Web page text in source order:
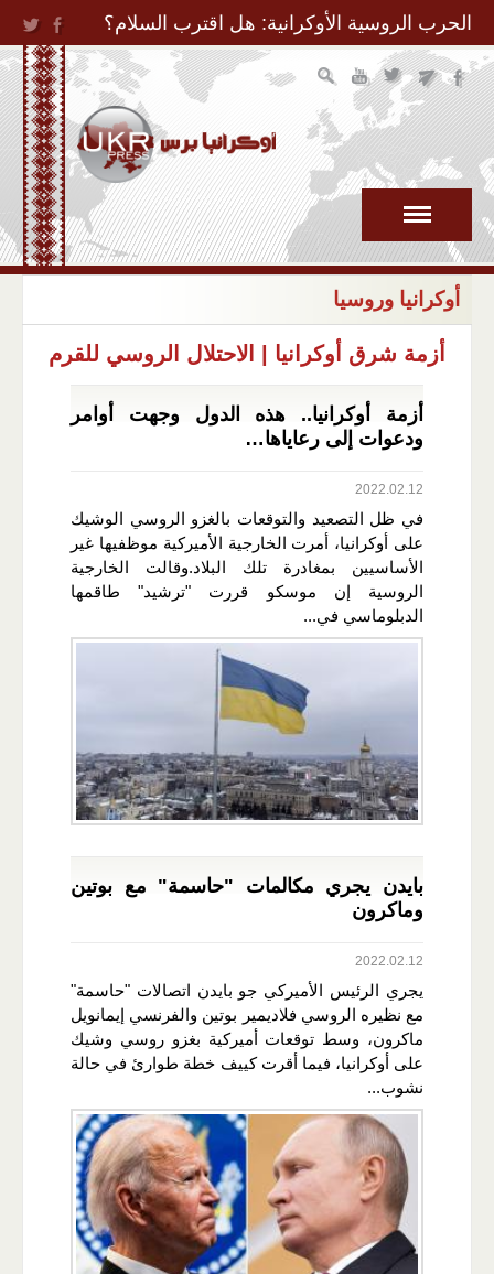
Jump to Navigation
الحرب الروسية الأوكرانية: هل اقترب السلام؟
أوكرانيا وروسيا
أزمة شرق أوكرانيا الاحتلال الروسي للقرم
أزمة أوكرانيا.. هذه الدول وجهت أوامر
ودعوات إلى رعاياها…
2022.02.12
في ظل التصعيد والتوقعات بالغزو الروسي الوشيك
على أوكرانيا، أمرت الخارجية الأميركية موظفيها غير
الأساسيين بمغادرة تلك البلاد.وقالت الخارجية
الروسية إن موسكو قررت "ترشيد" طاقمها
الدبلوماسي في...
بايدن يجري مكالمات "حاسمة" مع بوتين
وماكرون
2022.02.12
يجري الرئيس الأميركي جو بايدن اتصالات "حاسمة"
مع نظيره الروسي فلاديمير بوتين والفرنسي إيمانويل
ماكرون، وسط توقعات أميركية بغزو روسي وشيك
على أوكرانيا، فيما أقرت كييف خطة طوارئ في حالة
نشوب...